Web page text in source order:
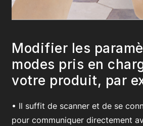
Modifier les
modes pris en
votre produit, par
• Il suffit de scanner et de se
pour communiquer directement